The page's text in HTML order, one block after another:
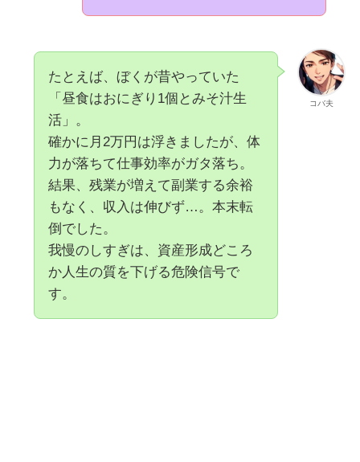
コバ夫
たとえば、ぼくが昔やっていた
「昼食はおにぎり1個とみそ汁生
活」。
確かに月2万円は浮きましたが、体
力が落ちて仕事効率がガタ落ち。
結果、残業が増えて副業する余裕
もなく、収入は伸びず…。本末転
倒でした。
我慢のしすぎは、資産形成どころ
か人生の質を下げる危険信号で
す。